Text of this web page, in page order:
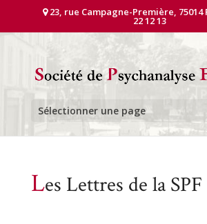
23, rue Campagne-Première, 75014
22 12 13
Sélectionner une page
Les Lettres de la SPF